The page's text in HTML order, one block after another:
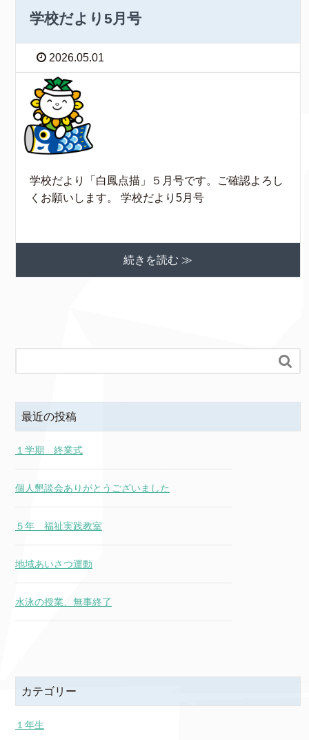
学校だより5月号
2026.05.01
学校だより「白鳳点描」５月号です。ご確認よろし
くお願いします。 学校だより5月号
続きを読む ≫

最近の投稿
１学期 終業式
個人懇談会ありがとうございました
５年 福祉実践教室
地域あいさつ運動
水泳の授業、無事終了
カテゴリー
１年生